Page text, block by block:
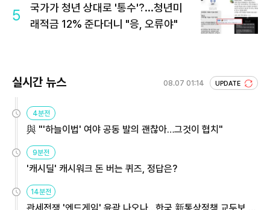
5
국가가 청년 상대로 '통수'?...청년미
래적금 12% 준다더니 "응, 오류야"
실시간 뉴스 08.07 01:14 UPDATE
4분전
與 "'하늘이법' 여야 공동 발의 괜찮아…그것이 협치"
9분전
'캐시딜' 캐시워크 돈 버는 퀴즈, 정답은?
14분전